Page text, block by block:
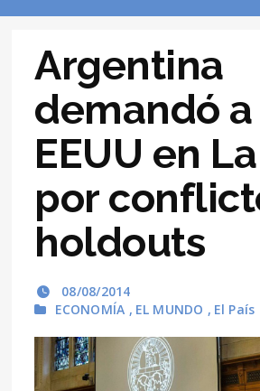
Argentina
demandó a
EEUU en
por
holdouts
08/08/2014
ECONOMÍA , EL MUNDO , El País